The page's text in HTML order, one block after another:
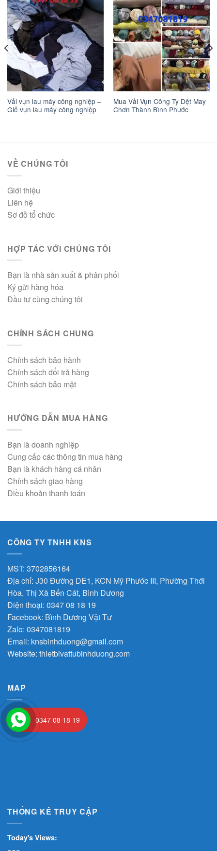
Vải vụn lau máy công nghiệp –
Giẻ vụn lau máy công nghiệp
Mua Vải Vụn Công Ty Dệt May
Chơn Thành Bình Phước
VỀ CHÚNG TÔI
Giới thiệu
Liên hệ
Sơ đồ tổ chức
HỢP TÁC VỚI CHÚNG TÔI
Bạn là nhà sản xuất & phân phối
Ký gửi hàng hóa
Đầu tư cùng chúng tôi
CHÍNH SÁCH CHUNG
Chính sách bảo hành
Chính sách đổi trả hàng
Chính sách bảo mật
HƯỚNG DẪN MUA HÀNG
Bạn là doanh nghiệp
Cung cấp các thông tin mua hàng
Bạn là khách hàng cá nhân
Chính sách giao hàng
Điều khoản thanh toán
CÔNG TY TNHH KNS
MST: 3702856164
Địa chỉ: J30 Đường DE1, KCN Mỹ Phước III, Phường Thới
Hòa, Thị Xã Bến Cát, Bình Dương
Điện thoại: 0347 08 18 19
Facebook: Bình Dương Vật Tư
Zalo: 0347081819
Email: knsbinhduong@gmail.com
Website: thietbivattubinhduong.com
MAP
THỐNG KÊ TRUY CẬP
Today's Views:
0347 08 18 19